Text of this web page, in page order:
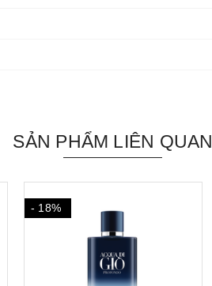
SẢN PHẨM LIÊN QUAN
- 24%